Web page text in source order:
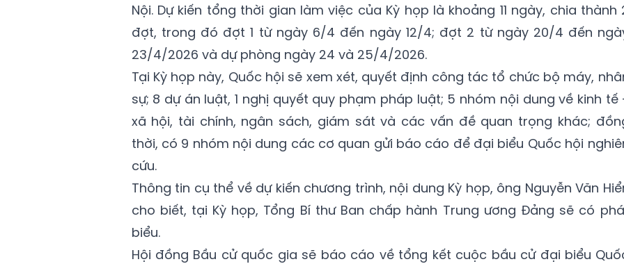
Nội. Dự kiến tổng thời gian làm việc của Kỳ họp là khoảng 11 ngày, chia thành
đợt, trong đó đợt 1 từ ngày 6/4 đến ngày 12/4; đợt 2 từ ngày 20/4 đến
23/4/2026 và dự phòng ngày 24 và 25/4/2026.
Tại Kỳ họp này, Quốc hội sẽ xem xét, quyết định công tác tổ chức bộ máy,
sự; 8 dự án luật, 1 nghị quyết quy phạm pháp luật; 5 nhóm nội dung về kinh tế
xã hội, tài chính, ngân sách, giám sát và các vấn đề quan trọng khác;
thời, có 9 nhóm nội dung các cơ quan gửi báo cáo để đại biểu Quốc hội
cứu.
Thông tin cụ thể về dự kiến chương trình, nội dung Kỳ họp, ông Nguyễn Văn
cho biết, tại Kỳ họp, Tổng Bí thư Ban chấp hành Trung ương Đảng sẽ có
biểu.
Hội đồng Bầu cử quốc gia sẽ báo cáo về tổng kết cuộc bầu cử đại biểu